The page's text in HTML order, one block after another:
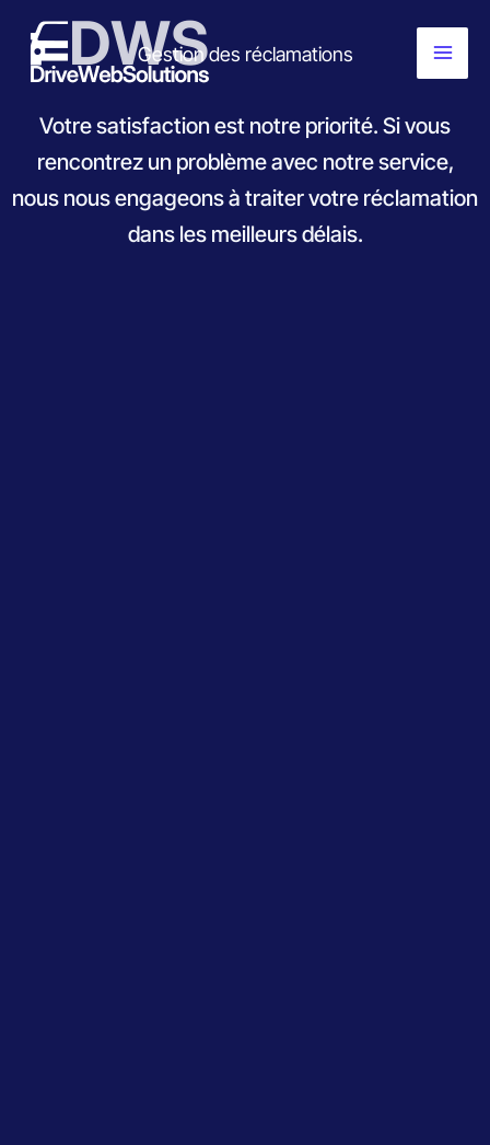
principal
contenu
Gestion des réclamations
Votre satisfaction est notre priorité. Si vous
rencontrez un problème avec notre service,
nous nous engageons à traiter votre réclamation
dans les meilleurs délais.